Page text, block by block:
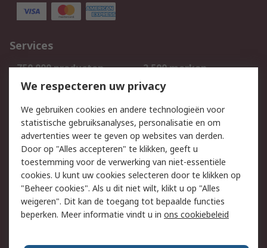
Services
750.000 producten
2.500 merken
Bestellen
Inkoopoplossingen
Track & Trace
Wettelijk
Cookiebeleid
Email veiligheid
Privacybeleid
Websitevoorwaarden
Algemene
verkoopvoorwaarden
We respecteren uw privacy
We gebruiken cookies en andere technologieën voor
statistische gebruiksanalyses, personalisatie en om
advertenties weer te geven op websites van derden.
Door op "Alles accepteren" te klikken, geeft u
toestemming voor de verwerking van niet-essentiële
cookies. U kunt uw cookies selecteren door te klikken op
"Beheer cookies". Als u dit niet wilt, klikt u op "Alles
weigeren". Dit kan de toegang tot bepaalde functies
beperken. Meer informatie vindt u in ons cookiebeleid